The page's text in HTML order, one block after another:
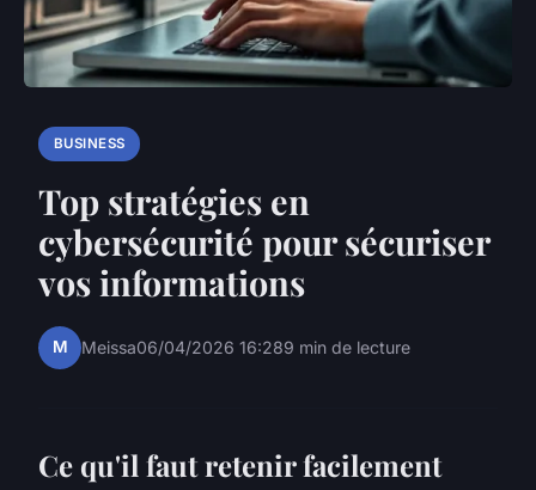
BUSINESS
Top stratégies en
cybersécurité pour sécuriser
vos informations
M Meissa06/04/2026 16:289 min de lecture
Ce qu'il faut retenir facilement